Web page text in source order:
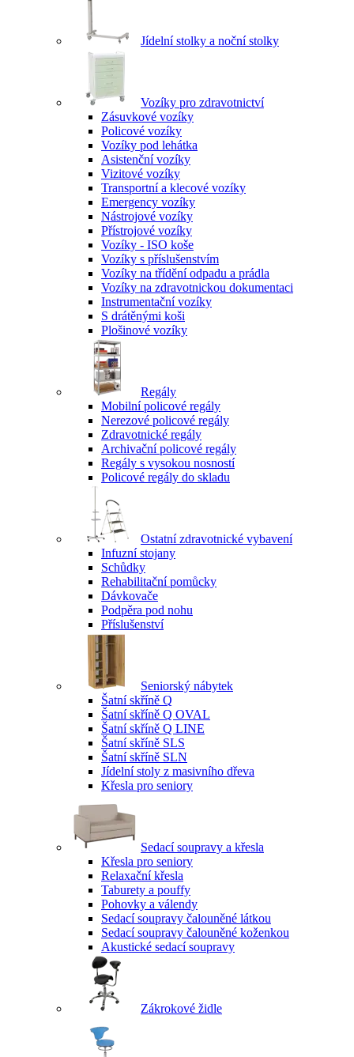
Jídelní stolky a noční stolky
Vozíky pro zdravotnictví
Zásuvkové vozíky
Policové vozíky
Vozíky pod lehátka
Asistenční vozíky
Vizitové vozíky
Transportní a klecové vozíky
Emergency vozíky
Nástrojové vozíky
Přístrojové vozíky
Vozíky - ISO koše
Vozíky s příslušenstvím
Vozíky na třídění odpadu a prádla
Vozíky na zdravotnickou dokumentaci
Instrumentační vozíky
S drátěnými koši
Plošinové vozíky
Regály
Mobilní policové regály
Nerezové policové regály
Zdravotnické regály
Archivační policové regály
Regály s vysokou nosností
Policové regály do skladu
Ostatní zdravotnické vybavení
Infuzní stojany
Schůdky
Rehabilitační pomůcky
Dávkovače
Podpěra pod nohu
Příslušenství
Seniorský nábytek
Šatní skříně Q
Šatní skříně Q OVAL
Šatní skříně Q LINE
Šatní skříně SLS
Šatní skříně SLN
Jídelní stoly z masivního dřeva
Křesla pro seniory
Sedací soupravy a křesla
Křesla pro seniory
Relaxační křesla
Taburety a pouffy
Pohovky a válendy
Sedací soupravy čalouněné látkou
Sedací soupravy čalouněné koženkou
Akustické sedací soupravy
Zákrokové židle